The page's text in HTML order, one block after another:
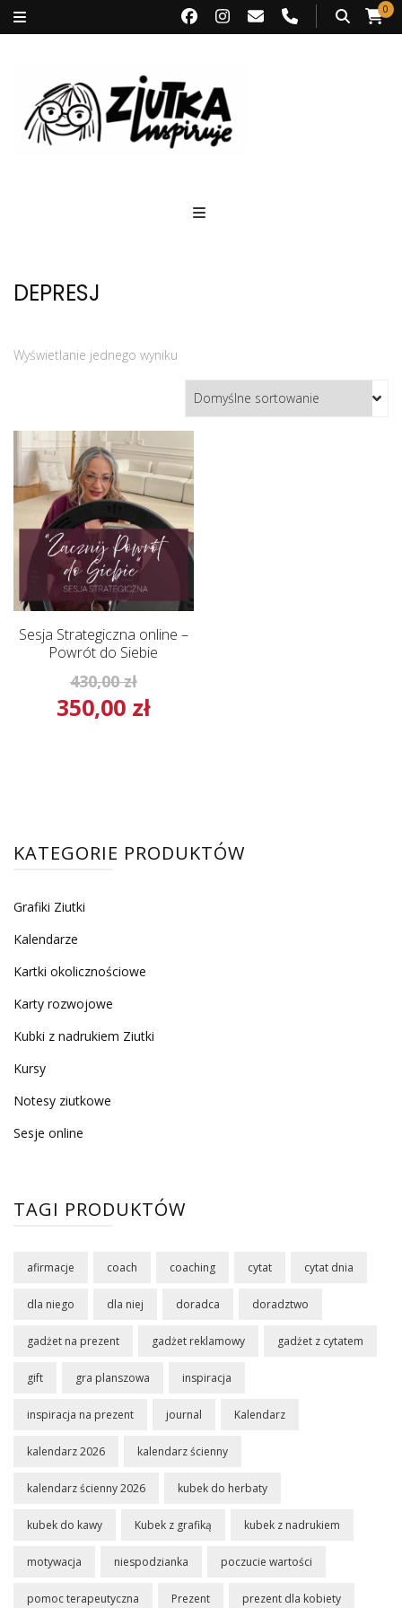
0
DEPRESJ
Wyświetlanie jednego wyniku
Sesja Strategiczna online –
Powrót do Siebie
430,00zł
cena
350,00 zł
KATEGORIE PRODUKTÓW
Grafiki Ziutki
Kalendarze
Kartki okolicznościowe
Karty rozwojowe
Kubki z nadrukiem Ziutki
Kursy
Notesy ziutkowe
Sesje online
TAGI PRODUKTÓW
afirmacje coach coaching cytat cytat dnia
dla niego dla niej doradca doradztwo
gadżet na prezent gadżet reklamowy gadżet z cytatem
gift gra planszowa inspiracja
inspiracja na prezent journal Kalendarz
kalendarz 2026 kalendarz ścienny
kalendarz ścienny 2026 kubek do herbaty
kubek do kawy Kubek z grafiką kubek z nadrukiem
motywacja niespodzianka poczucie wartości
pomoc terapeutyczna Prezent prezent dla kobiety